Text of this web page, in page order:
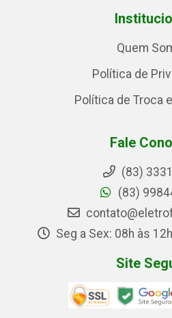
Quem
Política de
Política de Troca
Fale
(83)
(83)
Seg a Sex: 08h às
Site